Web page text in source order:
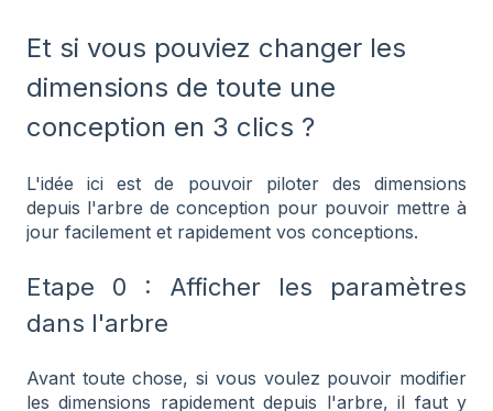
Et si vous pouviez changer les
dimensions de toute une
conception en 3 clics ?
L'idée ici est de pouvoir piloter des dimensions
depuis l'arbre de conception pour pouvoir mettre à
jour facilement et rapidement vos conceptions.
Etape 0 : Afficher les paramètres
dans l'arbre
Avant toute chose, si vous voulez pouvoir modifier
les dimensions rapidement depuis l'arbre, il faut y